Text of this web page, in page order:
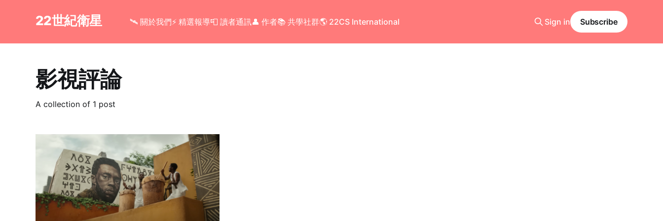
22世紀衛星 🛰 關於我們⚡ 精選報導📮 讀者通訊👤 作者📚 共學社群🌎 22CS International Sign in Subscribe
影視評論
A collection of 1 post